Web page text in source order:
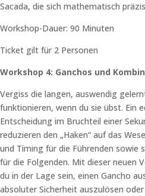
Sacada, die sich mathematisch
Workshop-Dauer: 90 Minuten
Ticket gilt für 2 Personen
Workshop 4: Ganchos und
Vergiss die langen, auswendig
funktionieren, wenn du sie übst. Ein
Entscheidung im Bruchteil einer
reduzieren den „Haken“ auf das
und Timing für die Führenden sowie
für die Folgenden. Mit dieser neuen
du in der Lage sein, einen Gancho
absoluter Sicherheit auszulösen